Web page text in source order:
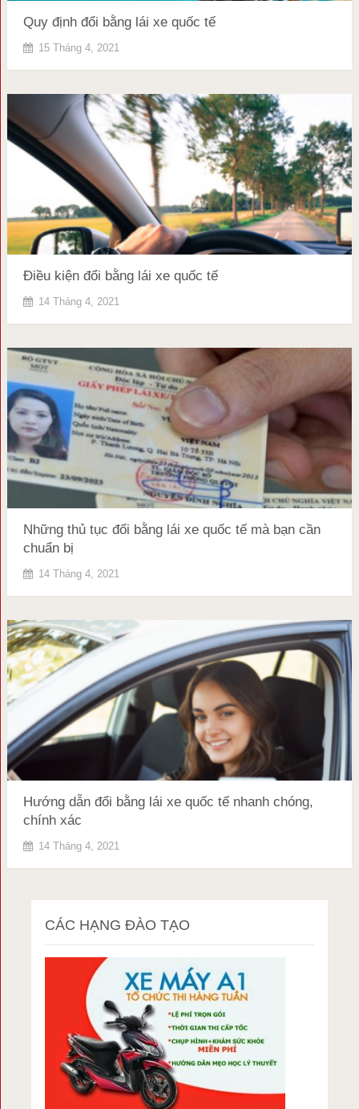
Quy định đổi bằng lái xe quốc tế
15 Tháng 4, 2021
Điều kiện đổi bằng lái xe quốc tế
14 Tháng 4, 2021
Những thủ tục đổi bằng lái xe quốc tế mà bạn cần
chuẩn bị
14 Tháng 4, 2021
Hướng dẫn đổi bằng lái xe quốc tế nhanh chóng,
chính xác
14 Tháng 4, 2021
CÁC HẠNG ĐÀO TẠO